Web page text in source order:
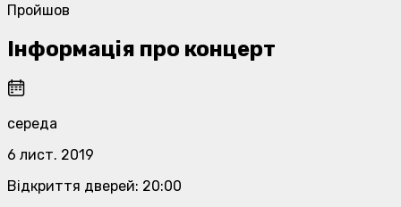
Пройшов
Інформація про концерт
середа
6 лист. 2019
Відкриття дверей: 20:00